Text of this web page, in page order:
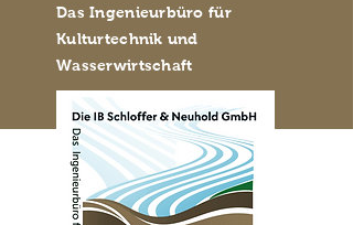
Das Ingenieurbüro für
Kulturtechnik und
Wasserwirtschaft